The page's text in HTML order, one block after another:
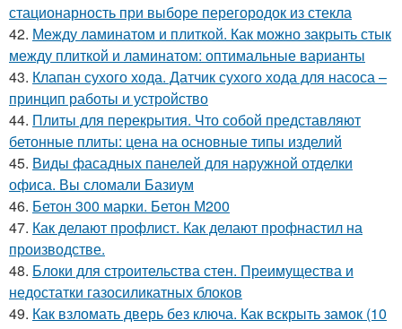
стационарность при выборе перегородок из стекла
42. Между ламинатом и плиткой. Как можно закрыть стык
между плиткой и ламинатом: оптимальные варианты
43. Клапан сухого хода. Датчик сухого хода для насоса –
принцип работы и устройство
44. Плиты для перекрытия. Что собой представляют
бетонные плиты: цена на основные типы изделий
45. Виды фасадных панелей для наружной отделки
офиса. Вы сломали Базиум
46. Бетон 300 марки. Бетон М200
47. Как делают профлист. Как делают профнастил на
производстве.
48. Блоки для строительства стен. Преимущества и
недостатки газосиликатных блоков
49. Как взломать дверь без ключа. Как вскрыть замок (10